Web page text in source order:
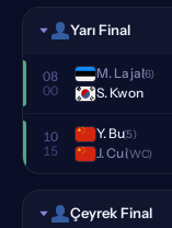
Yarı Final
08
00
M. Lajal(6)
S. Kwon
10
15
Y. Bu(5)
J. Cui(WC)
Çeyrek Final